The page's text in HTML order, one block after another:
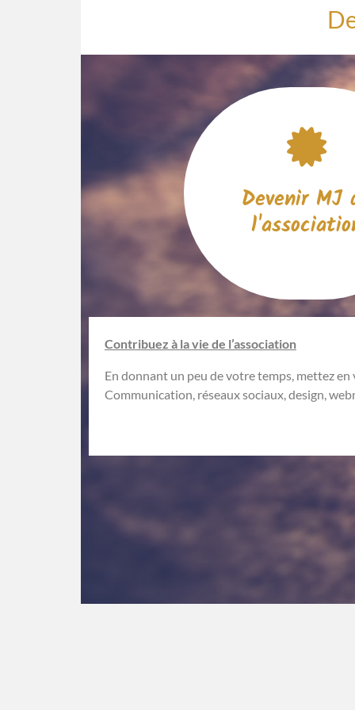
Devenir MJ
Contribuez à la vie de l’association
En donnant un peu de votre temps, mettez
Communication, réseaux sociaux, design,